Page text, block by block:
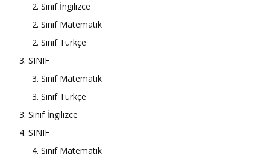
2. Sınıf İngilizce
2. Sınıf Matematik
2. Sınıf Türkçe
3. SINIF
3. Sınıf Matematik
3. Sınıf Türkçe
3. Sınıf İngilizce
4. SINIF
4. Sınıf Matematik